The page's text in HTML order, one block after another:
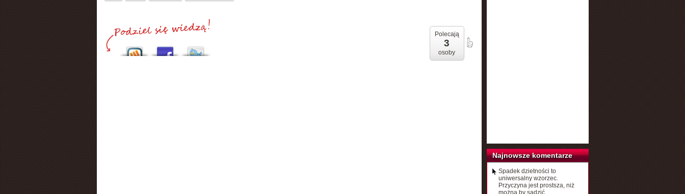
Polecają
3
osoby
Najnowsze komentarze
Spadek dzietności to
uniwersalny wzorzec.
Przyczyna jest prostsza, niż
można by sądzić